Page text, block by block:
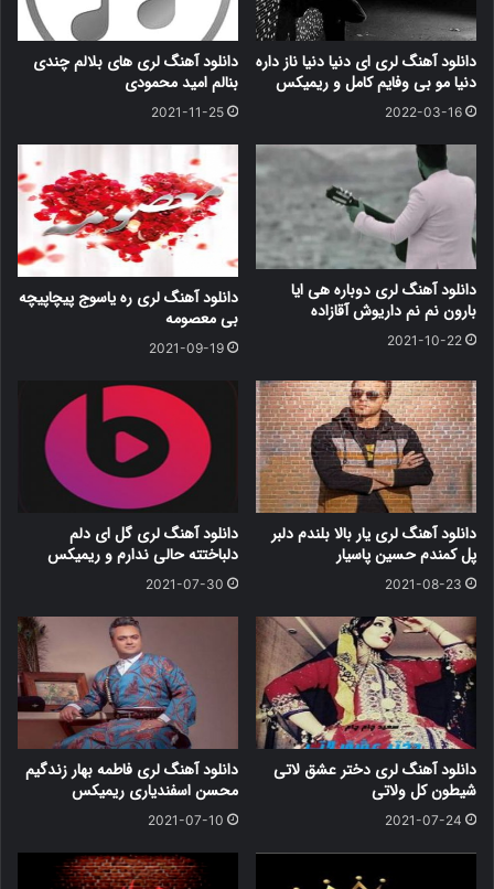
دانلود آهنگ لری ای دنیا دنیا ناز داره
دنیا مو بی وفایم کامل و ریمیکس
2022-03-16
دانلود آهنگ لری های بلالم چندی
بنالم امید محمودی
2021-11-25
دانلود آهنگ لری دوباره هی ایا
بارون نم نم داریوش آقازاده
2021-10-22
دانلود آهنگ لری ره یاسوج پیچاپیچه
بی معصومه
2021-09-19
دانلود آهنگ لری یار بالا بلندم دلبر
پل کمندم حسین پاسیار
2021-08-23
دانلود آهنگ لری گل ای دلم
دلباختته حالی ندارم و ریمیکس
2021-07-30
دانلود آهنگ لری دختر عشق لاتی
شیطون کل ولاتی
2021-07-24
دانلود آهنگ لری فاطمه بهار زندگیم
محسن اسفندیاری ریمیکس
2021-07-10